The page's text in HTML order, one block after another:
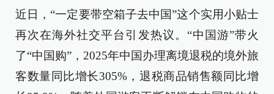
近日，“一定要带空箱子去中国”这个实用小贴士
再次在海外社交平台引发热议。“中国游”带火
了“中国购”，2025年中国办理离境退税的境外旅
客数量同比增长305%，退税商品销售额同比增